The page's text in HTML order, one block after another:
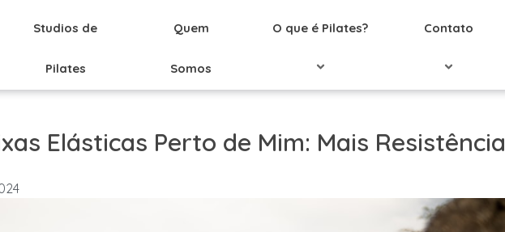
Studios de
Pilates
Quem
Somos
O que é Pilates? Contato
Elásticas Perto de Mim: Mais Resistência